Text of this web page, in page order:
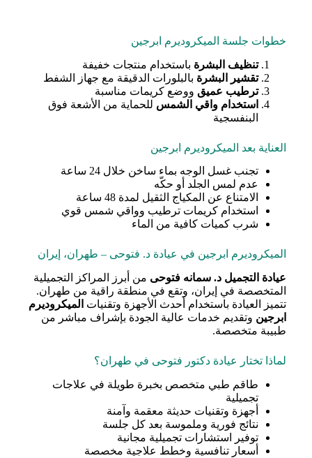
خطوات جلسة الميكروديرم ابرجين
تنظيف البشرة باستخدام منتجات خفيفة
تقشير البشرة بالبلورات الدقيقة مع جهاز الشفط
ترطيب عميق ووضع كريمات مناسبة
استخدام واقي الشمس للحماية من الأشعة فوق
البنفسجية
العناية بعد الميكروديرم ابرجين
تجنب غسل الوجه بماء ساخن خلال 24 ساعة
عدم لمس الجلد أو حكّه
الامتناع عن المكياج الثقيل لمدة 48 ساعة
استخدام كريمات ترطيب وواقي شمس قوي
شرب كميات كافية من الماء
الميكروديرم ابرجين في عيادة د. فتوحی – طهران، إيران
عيادة التجميل د. سمانه فتوحی من أبرز المراكز التجميلية
المتخصصة في إيران، وتقع في منطقة راقية من طهران.
تتميز العيادة باستخدام أحدث الأجهزة وتقنيات الميكروديرم
ابرجين وتقديم خدمات عالية الجودة بإشراف مباشر من
طبيبة متخصصة.
لماذا تختار عيادة دكتور فتوحی في طهران؟
طاقم طبي متخصص بخبرة طويلة في علاجات
تجميلية
أجهزة وتقنيات حديثة معقمة وآمنة
نتائج فورية وملموسة بعد كل جلسة
توفير استشارات تجميلية مجانية
أسعار تنافسية وخطط علاجية مخصصة